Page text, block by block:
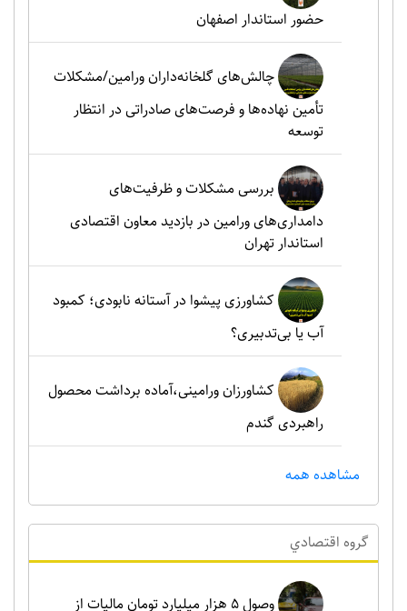
حضور استاندار اصفهان
چالش‌های گلخانه‌داران ورامین/مشکلات
تأمین نهاده‌ها و فرصت‌های صادراتی در انتظار
توسعه
بررسی مشکلات و ظرفیت‌های
دامداری‌های ورامین در بازدید معاون اقتصادی
استاندار تهران
کشاورزی پیشوا در آستانه نابودی؛ کمبود
آب یا بی‌تدبیری؟
کشاورزان ورامینی،آماده برداشت محصول
راهبردی گندم
مشاهده همه
گروه اقتصادي
وصول ۵ هزار میلیارد تومان مالیات از